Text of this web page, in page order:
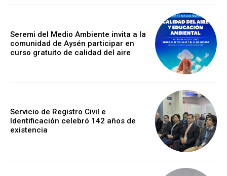
Seremi del Medio Ambiente invita a la
comunidad de Aysén participar en
curso gratuito de calidad del aire
Servicio de Registro Civil e
Identificación celebró 142 años de
existencia